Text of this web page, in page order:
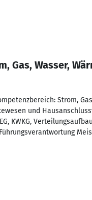
Gas, Wasser,
Strom,
und
KWKG,